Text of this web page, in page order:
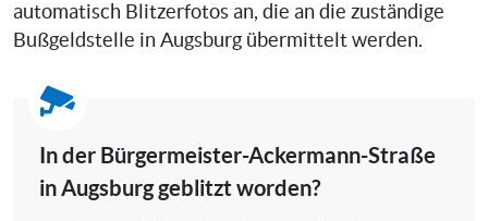
automatisch Blitzerfotos an, die an die zuständige
Bußgeldstelle in Augsburg übermittelt werden.
In der Bürgermeister-Ackermann-Straße
in Augsburg geblitzt worden?